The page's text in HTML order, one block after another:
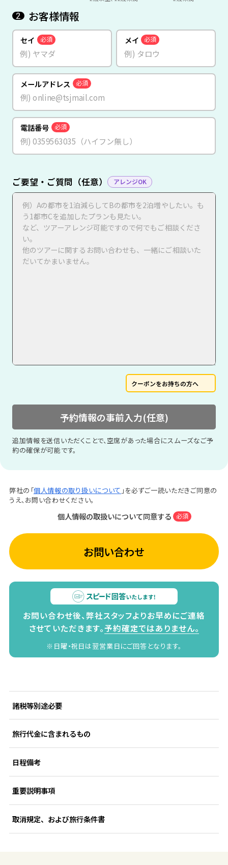
2 お客様情報
セイ 必須 メイ 必須
メールアドレス 必須
電話番号 必須
ご要望・ご質問（任意） アレンジOK
クーポンをお持ちの方へ
予約情報の事前入力(任意)
追加情報を送信いただくことで、空席があった場合にスムーズなご予
約の確保が可能です。
弊社の「個人情報の取り扱いについて 」を必ずご一読いただきご同意の
うえ、お問い合わせください。
個人情報の取扱いについて同意する 必須
お問い合わせ
お問い合わせ後、弊社スタッフよりお早めにご連絡
させていただきます。予約確定ではありません。
※日曜・祝日は翌営業日にご回答となります。
諸税等別途必要
旅行代金に含まれるもの
日程備考
重要説明事項
取消規定、および旅行条件書